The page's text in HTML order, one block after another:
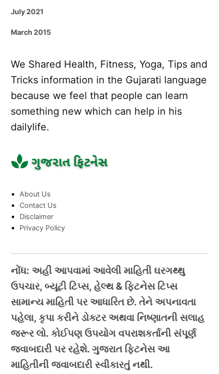
July 2021
March 2015
We Shared Health, Fitness, Yoga, Tips and
Tricks information in the Gujarati language
because we feel that people can learn
something new which can help in his
dailylife.
About Us
Contact Us
Disclaimer
Privacy Policy
નોંધ: અહીં આપવામાં આવેલી માહિતી ઘરગથ્થુ
ઉપચાર, બ્યૂટી ટિપ્સ, હેલ્થ & ફિટનેસ ટિપ્સ
સામાન્ય માહિતી પર આધારિત છે. તેને અપનાવતા
પહેલા, કૃપા કરીને ડોક્ટર અથવા નિષ્ણાતની સલાહ
જરૂર લો. કોઈપણ ઉપયોગ વપરાશકર્તાની સંપૂર્ણ
જવાબદારી પર રહેશે. ગુજરાત ફિટનેસ આ
માહિતીની જવાબદારી સ્વીકારતું નથી.